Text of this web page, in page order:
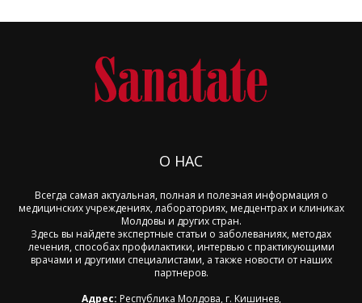
О НАС
Всегда самая актуальная, полная и полезная информация о
медицинских учреждениях, лабораториях, медцентрах и клиниках
Молдовы и других стран.
Здесь вы найдете экспертные статьи о заболеваниях, методах
лечения, способах профилактики, интервью с практикующими
врачами и другими специалистами, а также новости от наших
партнеров.
Адрес: Республика Молдова, г. Кишинев,